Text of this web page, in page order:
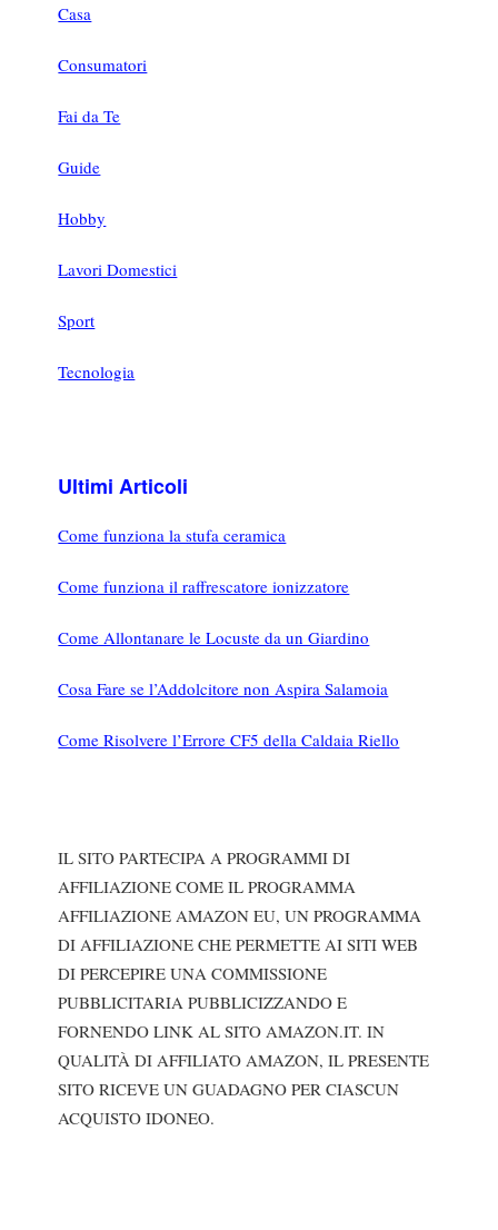
Casa
Consumatori
Fai da Te
Guide
Hobby
Lavori Domestici
Sport
Tecnologia
Ultimi Articoli
Come funziona la stufa ceramica
Come funziona il raffrescatore ionizzatore
Come Allontanare le Locuste da un Giardino
Cosa Fare se l’Addolcitore non Aspira Salamoia
Come Risolvere l’Errore CF5 della Caldaia Riello
IL SITO PARTECIPA A PROGRAMMI DI
AFFILIAZIONE COME IL PROGRAMMA
AFFILIAZIONE AMAZON EU, UN PROGRAMMA
DI AFFILIAZIONE CHE PERMETTE AI SITI WEB
DI PERCEPIRE UNA COMMISSIONE
PUBBLICITARIA PUBBLICIZZANDO E
FORNENDO LINK AL SITO AMAZON.IT. IN
QUALITÀ DI AFFILIATO AMAZON, IL PRESENTE
SITO RICEVE UN GUADAGNO PER CIASCUN
ACQUISTO IDONEO.